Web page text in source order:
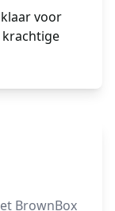
voor
krachtige
BrownBox